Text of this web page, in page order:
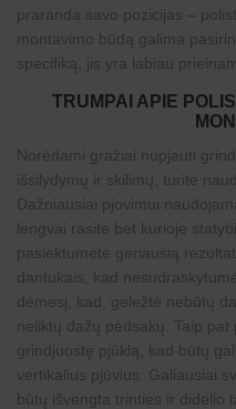
praranda savo pozicijas –
montavimo būdą galima
specifiką, jis yra labiau
TRUMPAI APIE
Norėdami gražiai nupjauti
išsilydymų ir skilimų, turite
Dažniausiai pjovimui
lengvai rasite bet kurioje
pasiektumėte geriausią
dantukais, kad
dėmesį, kad, geležtė nebūtų
neliktų dažų pėdsakų. Taip
grindjuostę pjūklą, kad būtų
vertikalius pjūvius. Galiausiai
būtų išvengta trinties ir didelio